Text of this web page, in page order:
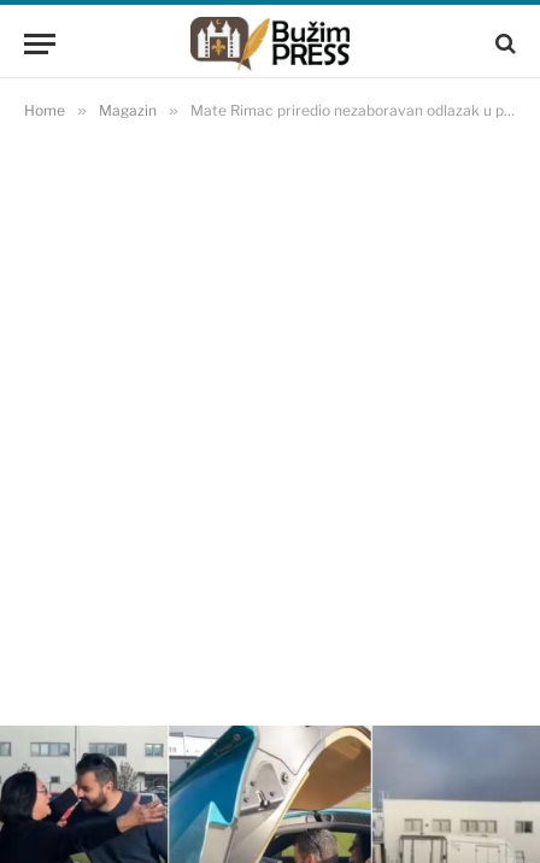
Home » Magazin » Mate Rimac priredio nezaboravan odlazak u penziju za svoju čistačicu